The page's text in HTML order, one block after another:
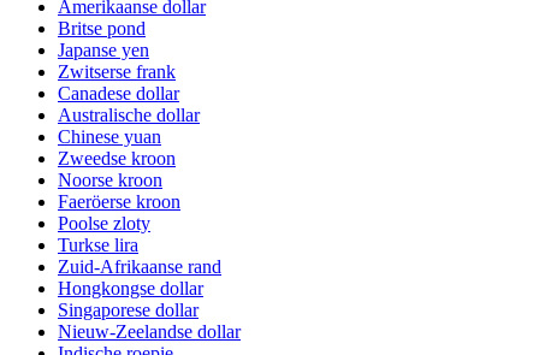
Amerikaanse dollar
Britse pond
Japanse yen
Zwitserse frank
Canadese dollar
Australische dollar
Chinese yuan
Zweedse kroon
Noorse kroon
Faeröerse kroon
Poolse zloty
Turkse lira
Zuid-Afrikaanse rand
Hongkongse dollar
Singaporese dollar
Nieuw-Zeelandse dollar